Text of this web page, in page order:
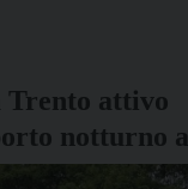
Trento attivo
notturno a